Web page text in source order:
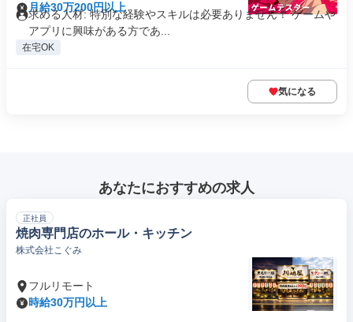
月給30万200円以上
求める人材: 特別な経験やスキルは必要ありません！ ゲームや
アプリに興味がある方であ...
在宅OK
気になる
あなたにおすすめの求人
正社員
焼肉専門店のホール・キッチン
株式会社こぐみ
フルリモート
時給30万円以上